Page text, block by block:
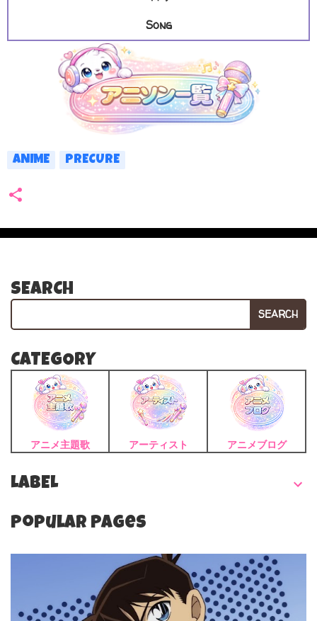
Song
ANIME PRECURE
SEARCH
SEARCH
CATEGORY
アニメ主題歌 アーティスト アニメブログ
LABEL
Popular Pages